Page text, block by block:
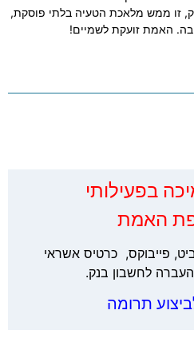
זו ממש מלאכת הטעיה בלתי פוסקת,
בה. האמת זועקת לשמיים!
בפעילותי
האמת
פייבוקס, כרטיס אשראי
לחשבון בנק.
תרומה